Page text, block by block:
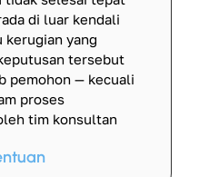
di luar kendali
kerugian yang
tersebut
pemohon — kecuali
proses
tim konsultan